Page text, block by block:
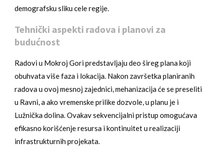
demografsku sliku cele regije.
Tehnički aspekti radova i planovi za
budućnost
Radovi u Mokroj Gori predstavljaju deo šireg plana koji
obuhvata više faza i lokacija. Nakon završetka planiranih
radova u ovoj mesnoj zajednici, mehanizacija će se preseliti
u Ravni, a ako vremenske prilike dozvole, u planu je i
Lužnička dolina. Ovakav sekvencijalni pristup omogućava
efikasno korišćenje resursa i kontinuitet u realizaciji
infrastrukturnih projekata.